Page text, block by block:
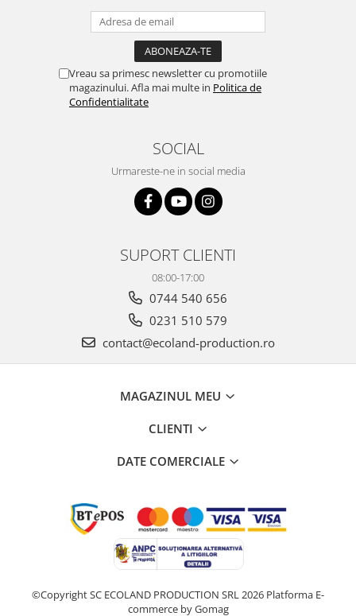
Vreau sa primesc newsletter cu promotiile
magazinului. Afla mai multe in Politica de
Confidentialitate
SOCIAL
Urmareste-ne in social media
SUPORT CLIENTI
08:00-17:00
0744 540 656
0231 510 579
contact@ecoland-production.ro
MAGAZINUL MEU
CLIENTI
DATE COMERCIALE
©Copyright SC ECOLAND PRODUCTION SRL 2026 Platforma E-
commerce by Gomag